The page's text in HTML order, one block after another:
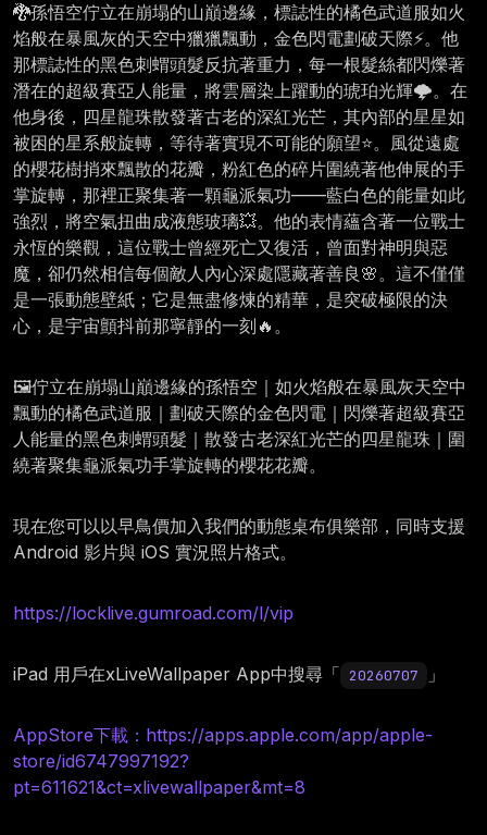
🐉孫悟空佇立在崩塌的山巔邊緣，標誌性的橘色武道服如火
焰般在暴風灰的天空中獵獵飄動，金色閃電劃破天際⚡。他
那標誌性的黑色刺蝟頭髮反抗著重力，每一根髮絲都閃爍著
潛在的超級賽亞人能量，將雲層染上躍動的琥珀光輝🌩️。在
他身後，四星龍珠散發著古老的深紅光芒，其內部的星星如
被困的星系般旋轉，等待著實現不可能的願望⭐。風從遠處
的櫻花樹捎來飄散的花瓣，粉紅色的碎片圍繞著他伸展的手
掌旋轉，那裡正聚集著一顆龜派氣功——藍白色的能量如此
強烈，將空氣扭曲成液態玻璃💥。他的表情蘊含著一位戰士
永恆的樂觀，這位戰士曾經死亡又復活，曾面對神明與惡
魔，卻仍然相信每個敵人內心深處隱藏著善良🌸。這不僅僅
是一張動態壁紙；它是無盡修煉的精華，是突破極限的決
心，是宇宙顫抖前那寧靜的一刻🔥。
🖼️佇立在崩塌山巔邊緣的孫悟空｜如火焰般在暴風灰天空中
飄動的橘色武道服｜劃破天際的金色閃電｜閃爍著超級賽亞
人能量的黑色刺蝟頭髮｜散發古老深紅光芒的四星龍珠｜圍
繞著聚集龜派氣功手掌旋轉的櫻花花瓣。
現在您可以以早鳥價加入我們的動態桌布俱樂部，同時支援
Android 影片與 iOS 實況照片格式。
https://locklive.gumroad.com/l/vip
iPad 用戶在xLiveWallpaper App中搜尋「 20260707 」
AppStore下載：https://apps.apple.com/app/apple-
store/id6747997192?
pt=611621&ct=xlivewallpaper&mt=8